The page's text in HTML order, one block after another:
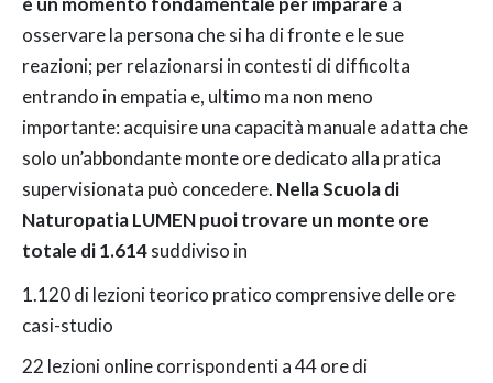
osservare la persona che si ha di fronte e le sue
reazioni; per relazionarsi in contesti di difficolta
entrando in empatia e, ultimo ma non meno
importante: acquisire una capacità manuale adatta che
solo un’abbondante monte ore dedicato alla pratica
supervisionata può concedere. Nella Scuola di
Naturopatia LUMEN puoi trovare un monte ore
totale di 1.614suddiviso in
1.120 di lezioni teorico pratico comprensive delle ore
casi-studio
22 lezioni online corrispondenti a 44 ore di